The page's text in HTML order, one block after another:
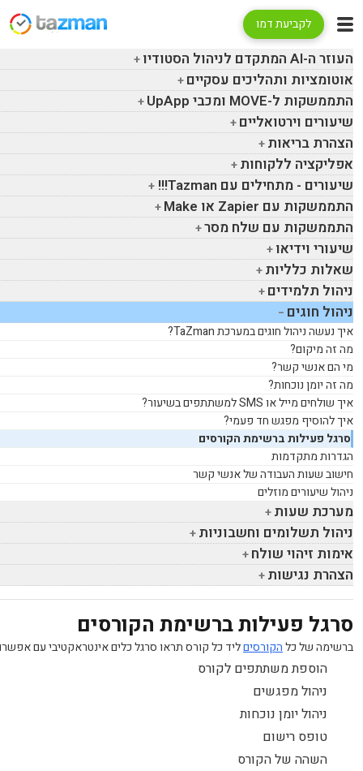
לקביעת דמו
העוזר ה-AI המתקדם לניהול הסטודיו
אוטומציות ותהליכים עסקיים
התממשקות ל-MOVE ומכבי UpApp
שיעורים וירטואליים
הצהרת בריאות
אפליקציה ללקוחות
שיעורים - מתחילים עם Tazman
!!!
התממשקות עם Zapier או Make
התממשקות עם שלח מסר
שיעורי וידיאו
שאלות כלליות
ניהול תלמידים
ניהול חוגים
איך נעשה ניהול חוגים במערכתTaZman
?
מה זה מיקום?
מי הם אנשי קשר?
מה זה יומן נוכחות?
איך שולחים מייל אוSMSלמשתתפים בשיעור?
איך להוסיף מפגש חד פעמי?
סרגל פעילות ברשימת הקורסים
הגדרות מתקדמות
חישוב שעות העבודה של אנשי קשר
ניהול שיעורים מוזלים
מערכת שעות
ניהול תשלומים וחשבוניות
אימות זיהוי שולח
הצהרת נגישות
סרגל פעילות ברשימת הקורסים
ברשימה של כלהקורסיםליד כל קורס תראו סרגל כלים אינטראקטיבי עם
הוספת משתתפים לקורס
ניהול מפגשים
ניהול יומן נוכחות
טופס רישום
השהה של הקורס